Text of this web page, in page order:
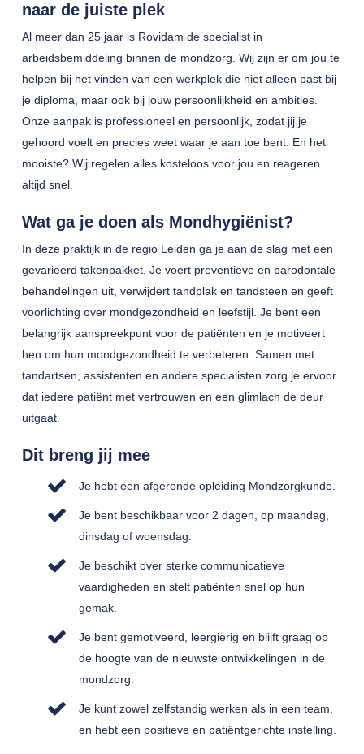
naar de juiste plek
Al meer dan 25 jaar is Rovidam de specialist in
arbeidsbemiddeling binnen de mondzorg. Wij zijn er om jou te
helpen bij het vinden van een werkplek die niet alleen past bij
je diploma, maar ook bij jouw persoonlijkheid en ambities.
Onze aanpak is professioneel en persoonlijk, zodat jij je
gehoord voelt en precies weet waar je aan toe bent. En het
mooiste? Wij regelen alles kosteloos voor jou en reageren
altijd snel.
Wat ga je doen als Mondhygiënist?
In deze praktijk in de regio Leiden ga je aan de slag met een
gevarieerd takenpakket. Je voert preventieve en parodontale
behandelingen uit, verwijdert tandplak en tandsteen en geeft
voorlichting over mondgezondheid en leefstijl. Je bent een
belangrijk aanspreekpunt voor de patiënten en je motiveert
hen om hun mondgezondheid te verbeteren. Samen met
tandartsen, assistenten en andere specialisten zorg je ervoor
dat iedere patiënt met vertrouwen en een glimlach de deur
uitgaat.
Dit breng jij mee
Je hebt een afgeronde opleiding Mondzorgkunde.
Je bent beschikbaar voor 2 dagen, op maandag,
dinsdag of woensdag.
Je beschikt over sterke communicatieve
vaardigheden en stelt patiënten snel op hun
gemak.
Je bent gemotiveerd, leergierig en blijft graag op
de hoogte van de nieuwste ontwikkelingen in de
mondzorg.
Je kunt zowel zelfstandig werken als in een team,
en hebt een positieve en patiëntgerichte instelling.